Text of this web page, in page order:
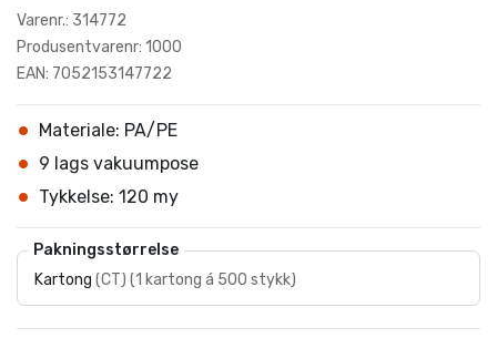
Varenr.: 314772
Produsentvarenr: 1000
EAN: 7052153147722
Materiale: PA/PE
9 lags vakuumpose
Tykkelse: 120 my
Pakningsstørrelse
Kartong (CT) (1 kartong á 500 stykk)